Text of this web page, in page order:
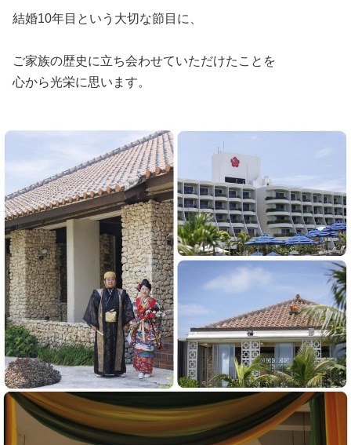
結婚10年目という大切な節目に、
ご家族の歴史に立ち会わせていただけたことを
心から光栄に思います。